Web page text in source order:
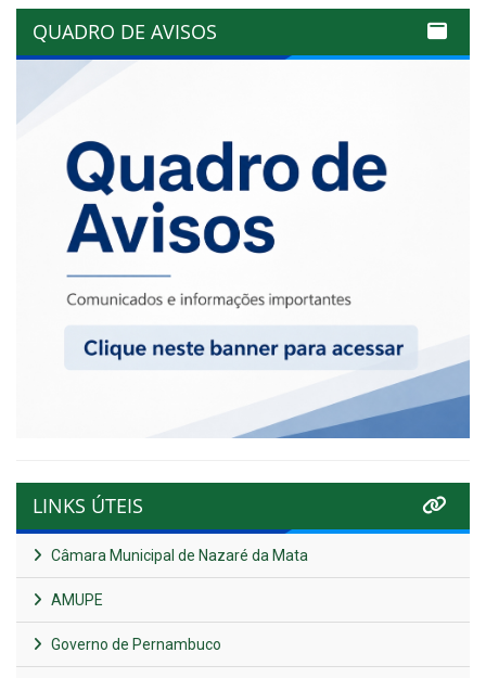
QUADRO DE AVISOS
LINKS ÚTEIS
Câmara Municipal de Nazaré da Mata
AMUPE
Governo de Pernambuco